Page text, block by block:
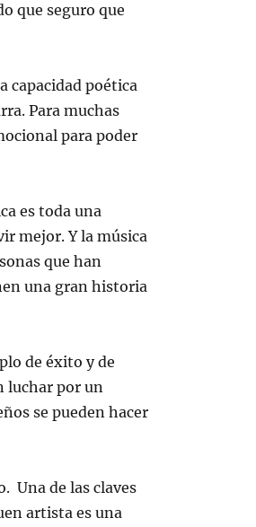
que seguro que
capacidad poética
Para muchas
para poder
es toda una
mejor. Y la música
que han
una gran historia
de éxito y de
luchar por un
se pueden hacer
Una de las claves
artista es una